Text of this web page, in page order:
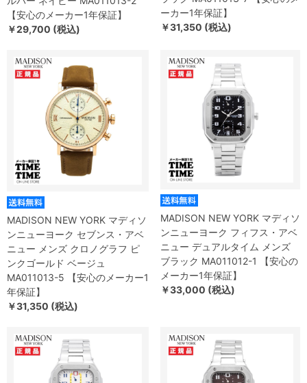
【安心のメーカー1年保証】
￥29,700 (税込)
ーカー1年保証】
￥31,350 (税込)
MADISON NEW YORK マディソ
ンニューヨーク セブンス・アベ
ニュー メンズ クロノグラフ ピ
ンクゴールド ベージュ
MA011013-5 【安心のメーカー1
年保証】
￥31,350 (税込)
MADISON NEW YORK マディソ
ンニューヨーク フィフス・アベ
ニュー デュアルタイム メンズ
ブラック MA011012-1 【安心の
メーカー1年保証】
￥33,000 (税込)